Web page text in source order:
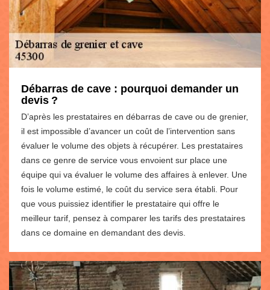
Débarras de cave : pourquoi demander un
devis ?
D’après les prestataires en débarras de cave ou de grenier,
il est impossible d’avancer un coût de l’intervention sans
évaluer le volume des objets à récupérer. Les prestataires
dans ce genre de service vous envoient sur place une
équipe qui va évaluer le volume des affaires à enlever. Une
fois le volume estimé, le coût du service sera établi. Pour
que vous puissiez identifier le prestataire qui offre le
meilleur tarif, pensez à comparer les tarifs des prestataires
dans ce domaine en demandant des devis.